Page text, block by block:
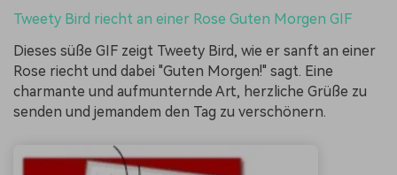
Tweety Bird riecht an einer Rose Guten Morgen GIF
Dieses süße GIF zeigt Tweety Bird, wie er sanft an einer
Rose riecht und dabei "Guten Morgen!" sagt. Eine
charmante und aufmunternde Art, herzliche Grüße zu
senden und jemandem den Tag zu verschönern.